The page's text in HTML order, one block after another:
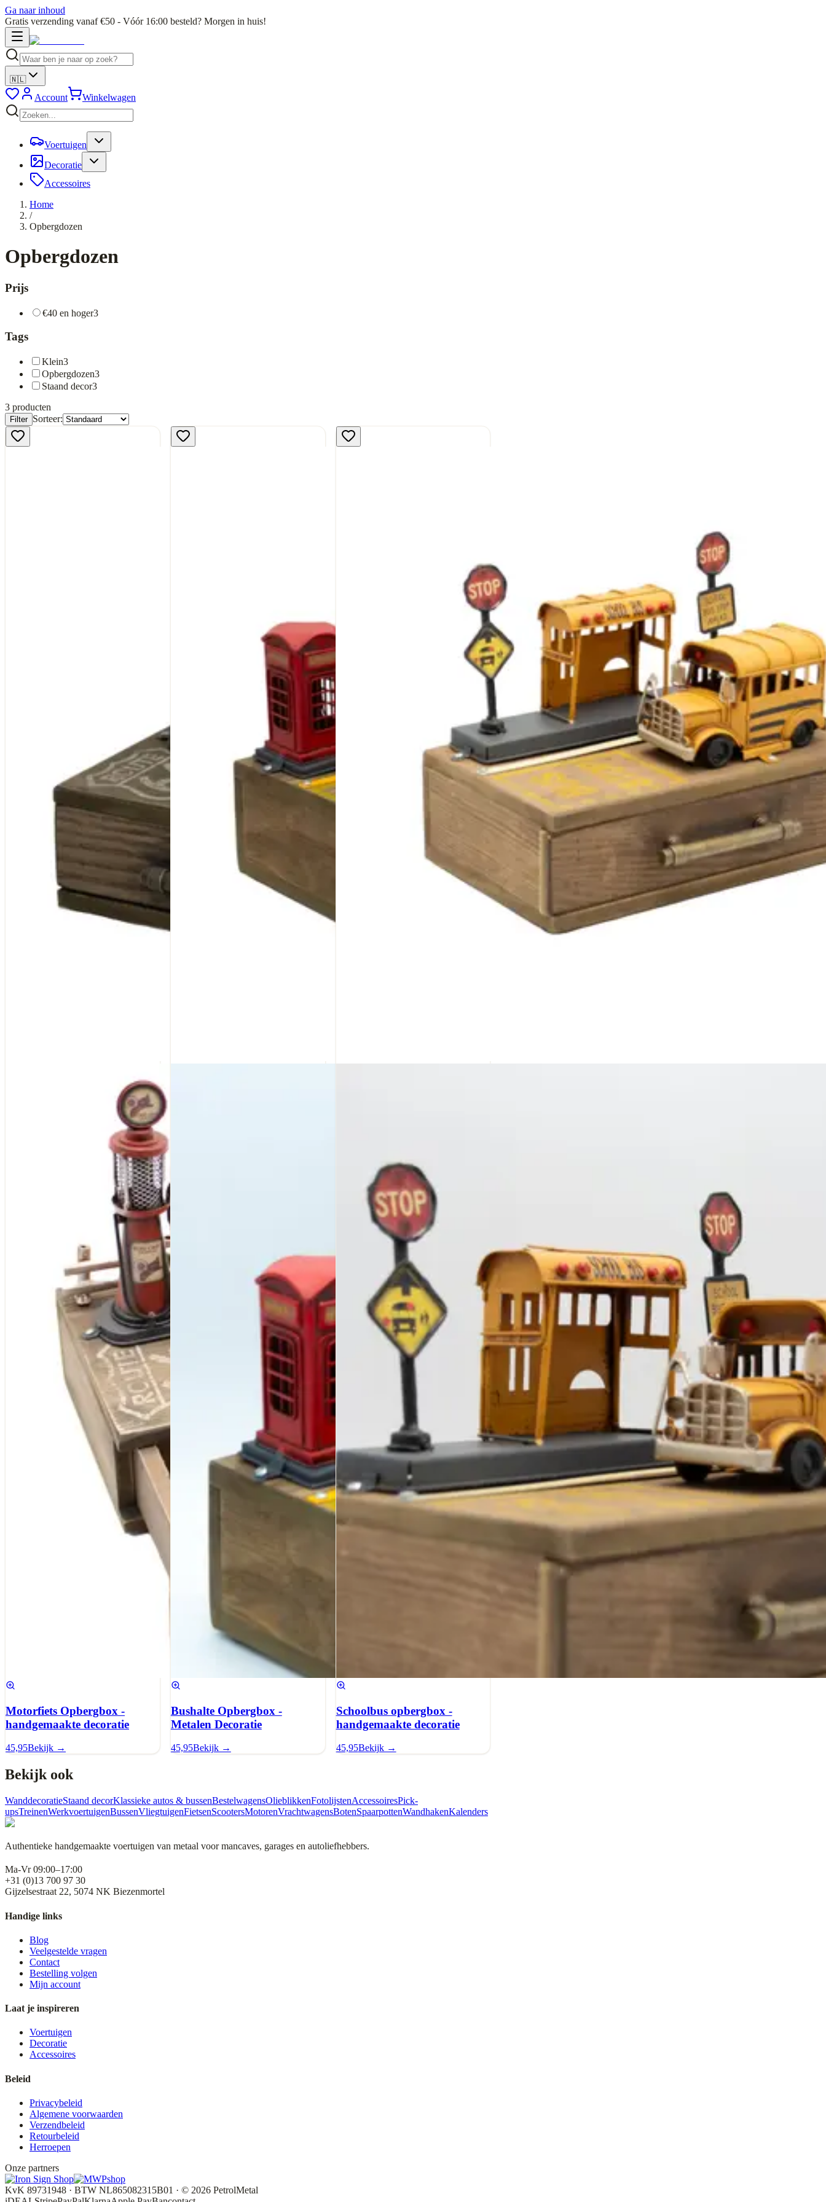
Ga naar inhoud
Gratis verzending vanaf €50 - Vóór 16:00 besteld? Morgen in huis!
🇳🇱
Account Winkelwagen
Voertuigen
Decoratie
Accessoires
Home
/
Opbergdozen
Opbergdozen
Prijs
€40 en hoger3
Tags
Klein3
Opbergdozen3
Staand decor3
3 producten
Filter Sorteer:
Motorfiets Opbergbox -
handgemaakte decoratie
45,95Bekijk →
Bushalte Opbergbox -
Metalen Decoratie
45,95Bekijk →
Schoolbus opbergbox -
handgemaakte decoratie
45,95Bekijk →
Bekijk ook
WanddecoratieStaand decorKlassieke autos & bussenBestelwagensOlieblikkenFotolijstenAccessoiresPick-
upsTreinenWerkvoertuigenBussenVliegtuigenFietsenScootersMotorenVrachtwagensBotenSpaarpottenWandhakenKalenders
Authentieke handgemaakte voertuigen van metaal voor mancaves, garages en autoliefhebbers.
Ma-Vr 09:00–17:00
+31 (0)13 700 97 30
Gijzelsestraat 22, 5074 NK Biezenmortel
Handige links
Blog
Veelgestelde vragen
Contact
Bestelling volgen
Mijn account
Laat je inspireren
Voertuigen
Decoratie
Accessoires
Beleid
Privacybeleid
Algemene voorwaarden
Verzendbeleid
Retourbeleid
Herroepen
Onze partners
KvK 89731948 · BTW NL865082315B01 · © 2026 PetrolMetal